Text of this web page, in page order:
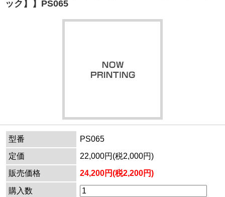
ック】】PS065
型番
PS065
定価
22,000円(税2,000円)
販売価格
24,200円(税2,200円)
購入数